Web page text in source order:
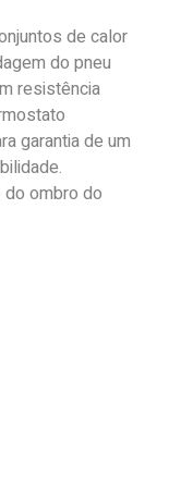
de calor
do pneu
resistência
garantia de um
ombro do